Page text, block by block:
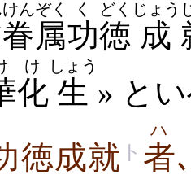
眷属
けんぞく
功
く
徳
どく
成
じょう
化
け
生
しょう
» と
徳成就 ト 者
ハ